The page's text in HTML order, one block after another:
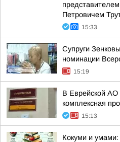
Петровичем
15:33
Супруги
номинации
15:19
В Еврейской АО
комплексная
15:13
Кокуми и умами: